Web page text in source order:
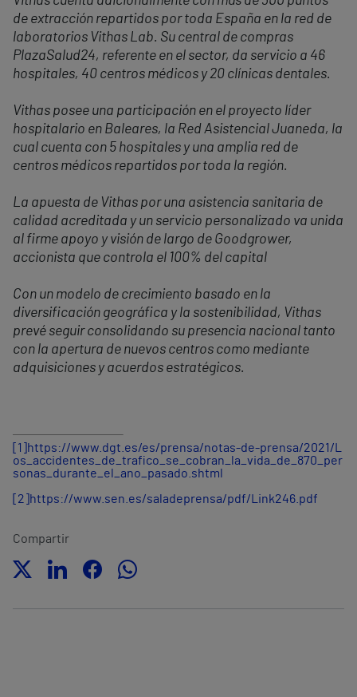
de extracción repartidos por toda España en la red de
laboratorios Vithas Lab. Su central de compras
PlazaSalud24, referente en el sector, da servicio a 46
hospitales, 40 centros médicos y 20 clínicas dentales.
Vithas posee una participación en el proyecto líder
hospitalario en Baleares, la Red Asistencial Juaneda, la
cual cuenta con 5 hospitales y una amplia red de
centros médicos repartidos por toda la región.
La apuesta de Vithas por una asistencia sanitaria de
calidad acreditada y un servicio personalizado va unida
al firme apoyo y visión de largo de Goodgrower,
accionista que controla el 100% del capital
Con un modelo de crecimiento basado en la
diversificación geográfica y la sostenibilidad, Vithas
prevé seguir consolidando su presencia nacional tanto
con la apertura de nuevos centros como mediante
adquisiciones y acuerdos estratégicos.
[1]
https://www.dgt.es/es/prensa/notas-de-prensa/2021/L
os_accidentes_de_trafico_se_cobran_la_vida_de_870_per
sonas_durante_el_ano_pasado.shtml
[2] https://www.sen.es/saladeprensa/pdf/Link246.pdf
Compartir